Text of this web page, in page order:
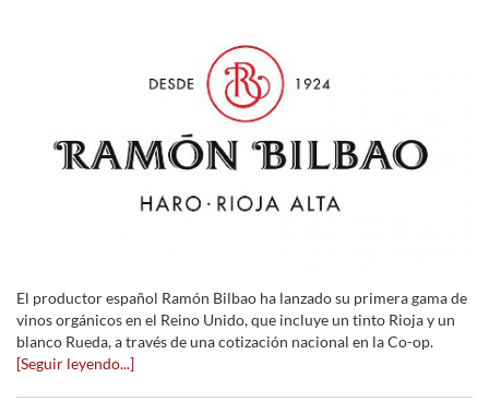
El productor español Ramón Bilbao ha lanzado su primera gama de
vinos orgánicos en el Reino Unido, que incluye un tinto Rioja y un
blanco Rueda, a través de una cotización nacional en la Co-op.
[Seguir leyendo...]